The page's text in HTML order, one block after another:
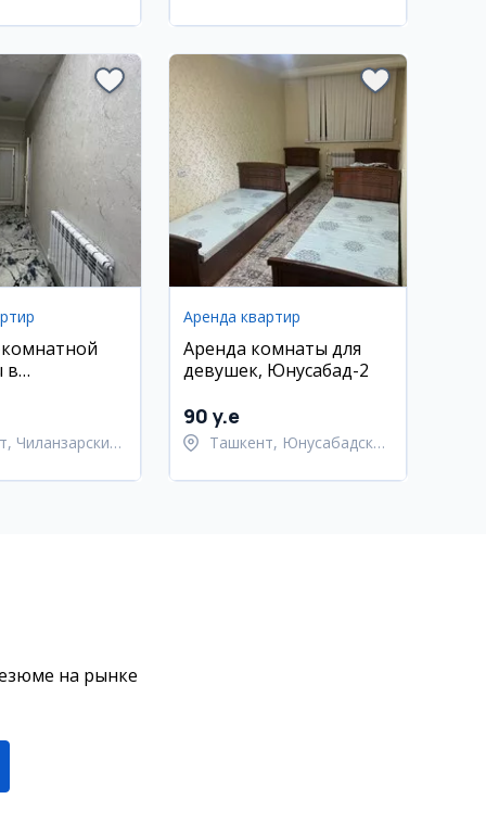
в
Чиланзарский
Аренда квартир
Аренда комнаты для
девушек, Юнусабад-2
90 y.e
Ташкент, Юнусабадский
на рынке